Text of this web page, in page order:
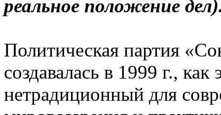
реальное положение
Политическая партия
создавалась в 1999 г.,
нетрадиционный для